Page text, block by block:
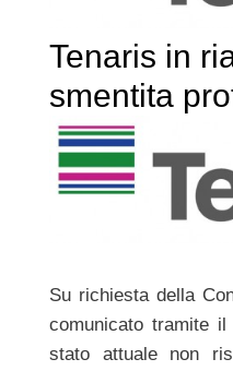
Tenaris in
smentita
Su richiesta della
comunicato tramite
stato attuale non